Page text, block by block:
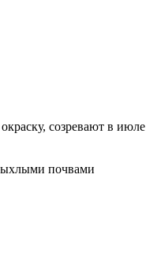
созревают в июле
почвами